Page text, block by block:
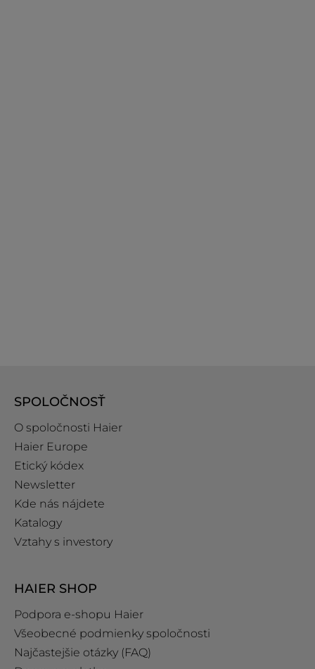
SPOLOČNOSŤ
O spoločnosti Haier
Haier Europe
Etický kódex
Newsletter
Kde nás nájdete
Katalogy
Vztahy s investory
HAIER SHOP
Podpora e‑shopu Haier
Všeobecné podmienky spoločnosti
Najčastejšie otázky (FAQ)